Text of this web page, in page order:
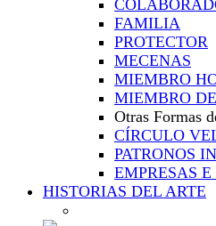
FAMILIA
PROTECTOR
MECENAS
MIEMBRO
MIEMBRO
Otras Formas
CÍRCULO
PATRONOS
EMPRESAS
HISTORIAS DEL ARTE